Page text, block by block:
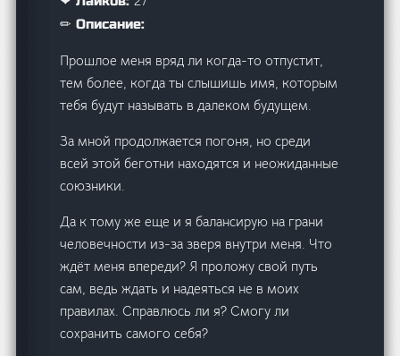
✏ Описание:
Прошлое меня вряд ли когда-то отпустит,
тем более, когда ты слышишь имя, которым
тебя будут называть в далеком будущем.
За мной продолжается погоня, но среди
всей этой беготни находятся и неожиданные
союзники.
Да к тому же еще и я балансирую на грани
человечности из-за зверя внутри меня. Что
ждёт меня впереди? Я проложу свой путь
сам, ведь ждать и надеяться не в моих
правилах. Справлюсь ли я? Смогу ли
сохранить самого себя?